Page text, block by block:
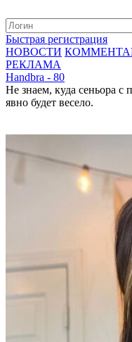
Быстрая регистрация
НОВОСТИ
РЕКЛАМА
Handbra - 80
Не знаем, куда сеньора с
явно будет весело.